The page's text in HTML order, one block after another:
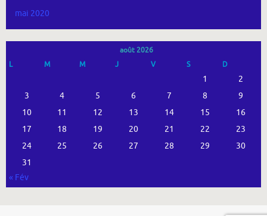
mai 2020
août 2026
L
M M J V S D
1
2
3
4 5 6 7 8
9
10
11 12 13 14 15
16
17
18 19 20 21 22
23
24
25 26 27 28 29
30
31
« Fév